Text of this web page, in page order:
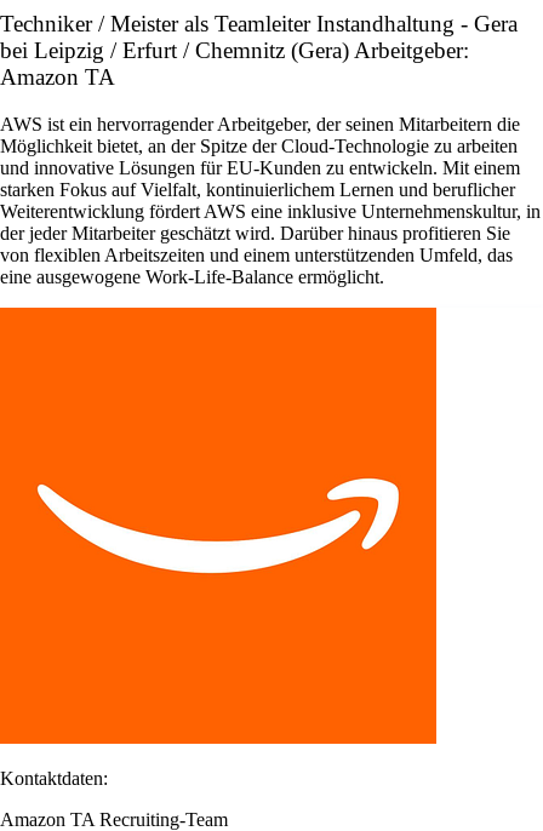
Techniker / Meister als Teamleiter Instandhaltung - Gera
bei Leipzig / Erfurt / Chemnitz (Gera) Arbeitgeber:
Amazon TA
AWS ist ein hervorragender Arbeitgeber, der seinen Mitarbeitern die
Möglichkeit bietet, an der Spitze der Cloud-Technologie zu arbeiten
und innovative Lösungen für EU-Kunden zu entwickeln. Mit einem
starken Fokus auf Vielfalt, kontinuierlichem Lernen und beruflicher
Weiterentwicklung fördert AWS eine inklusive Unternehmenskultur, in
der jeder Mitarbeiter geschätzt wird. Darüber hinaus profitieren Sie
von flexiblen Arbeitszeiten und einem unterstützenden Umfeld, das
eine ausgewogene Work-Life-Balance ermöglicht.
Kontaktdaten:
Amazon TA Recruiting-Team